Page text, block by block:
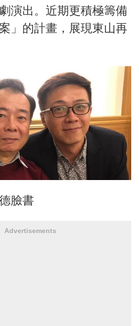
演出。近期更積極籌備
」的計畫，展現東山再
臉書
Advertisements